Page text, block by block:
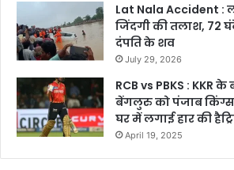
Lat Nala Accident :
जिंदगी की तलाश, 72
दंपति के शव
July 29, 2026
RCB vs PBKS : KKR
बेंगलुरु को पंजाब किंग्स
घर में लगाई हार की
April 19, 2025